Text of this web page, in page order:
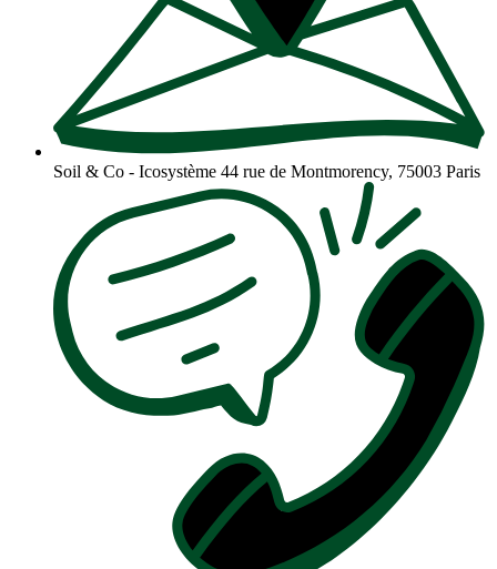
Soil & Co - Icosystème 44 rue de Montmorency, 75003 Paris